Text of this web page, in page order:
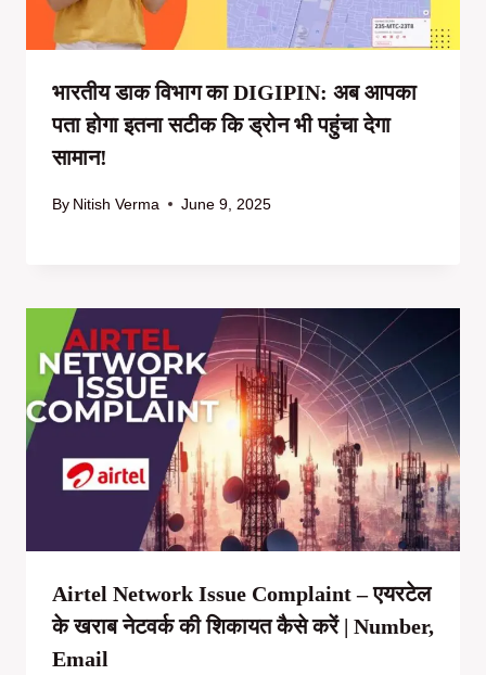
भारतीय डाक विभाग का DIGIPIN: अब आपका
पता होगा इतना सटीक कि ड्रोन भी पहुंचा देगा
सामान!
By Nitish Verma June 9, 2025
Airtel Network Issue Complaint – एयरटेल
के खराब नेटवर्क की शिकायत कैसे करें | Number,
Email